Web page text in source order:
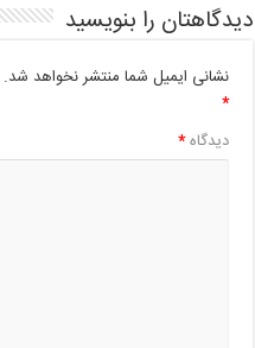
دیدگاهتان را بنویسید
نشانی ایمیل شما منتشر نخواهد شد.
*
دیدگاه*